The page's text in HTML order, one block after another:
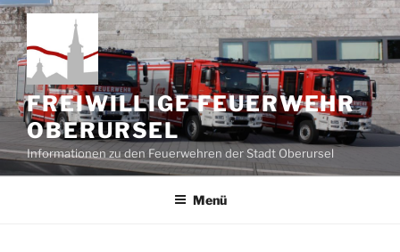
Zum
Inhalt
springen
FREIWILLIGE FEUERWEHR
OBERURSEL
Informationen zu den Feuerwehren der Stadt Oberursel
Menü